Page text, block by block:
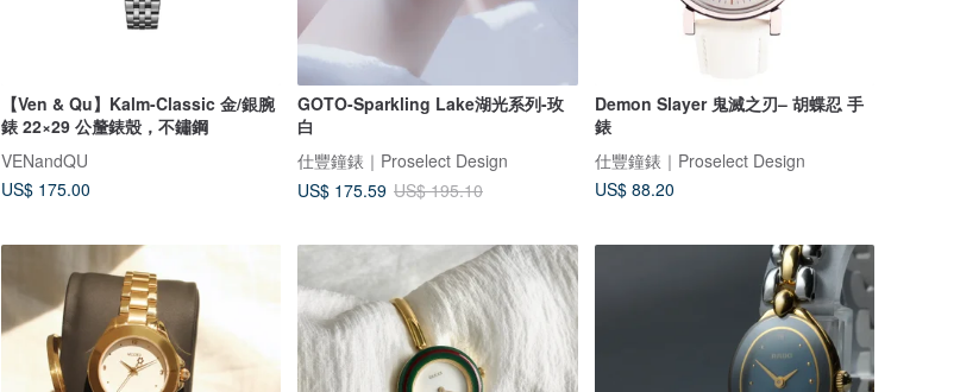
【Ven & Qu】Kalm-Classic 金/銀腕
錶 22×29 公釐錶殼，不鏽鋼
VENandQU
US$ 175.00
GOTO-Sparkling Lake湖光系列-玫
白
仕豐鐘錶｜Proselect Design
US$ 175.59 US$ 195.10
Demon Slayer 鬼滅之刃– 胡蝶忍 手
錶
仕豐鐘錶｜Proselect Design
US$ 88.20